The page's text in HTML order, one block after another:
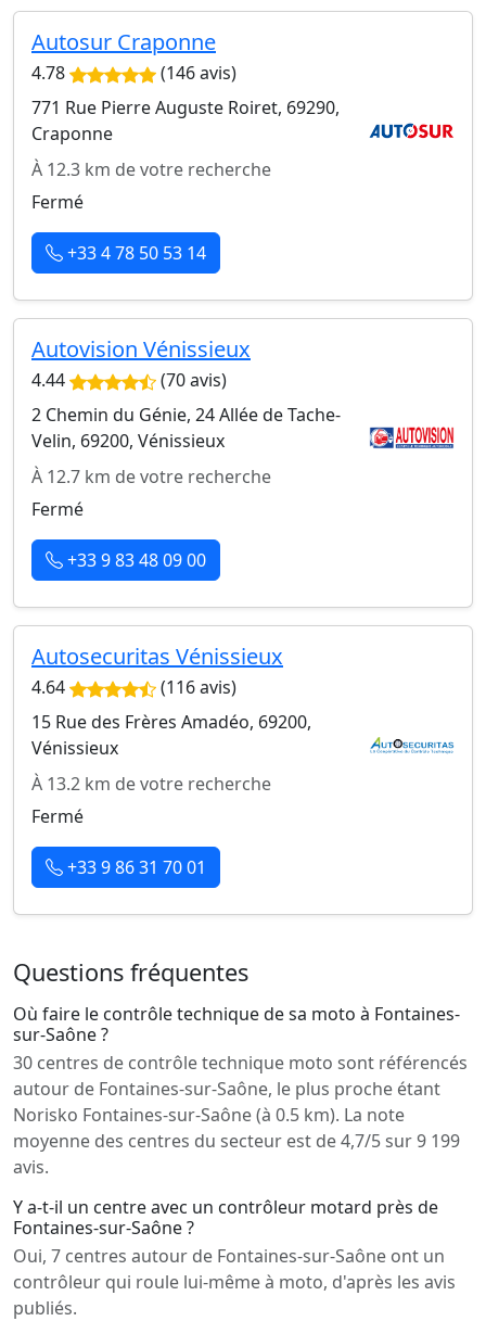
Autosur Craponne
4.78
(146 avis)
771 Rue Pierre Auguste Roiret, 69290,
Craponne
À 12.3 km de votre recherche
Fermé
+33 4 78 50 53 14
Autovision Vénissieux
4.44
(70 avis)
2 Chemin du Génie, 24 Allée de Tache-
Velin, 69200, Vénissieux
À 12.7 km de votre recherche
Fermé
+33 9 83 48 09 00
Autosecuritas Vénissieux
4.64
(116 avis)
15 Rue des Frères Amadéo, 69200,
Vénissieux
À 13.2 km de votre recherche
Fermé
+33 9 86 31 70 01
Questions fréquentes
Où faire le contrôle technique de sa moto à Fontaines-
sur-Saône ?
30 centres de contrôle technique moto sont référencés
autour de Fontaines-sur-Saône, le plus proche étant
Norisko Fontaines-sur-Saône (à 0.5 km). La note
moyenne des centres du secteur est de 4,7/5 sur 9 199
avis.
Y a-t-il un centre avec un contrôleur motard près de
Fontaines-sur-Saône ?
Oui, 7 centres autour de Fontaines-sur-Saône ont un
contrôleur qui roule lui-même à moto, d'après les avis
publiés.